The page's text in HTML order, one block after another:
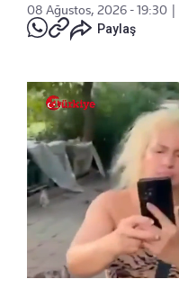
08 Ağustos, 2026 - 19:30
Paylaş